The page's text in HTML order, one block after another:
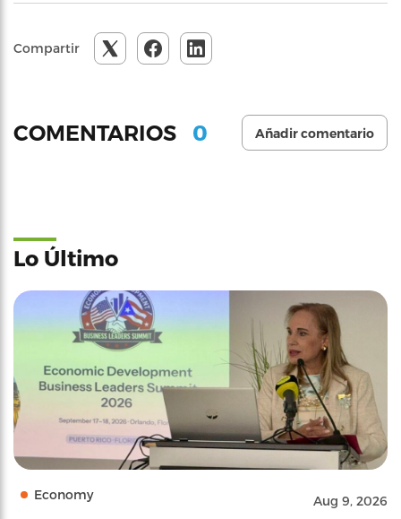
Compartir
COMENTARIOS 0 Añadir comentario
Lo Último
Economy Aug 9, 2026